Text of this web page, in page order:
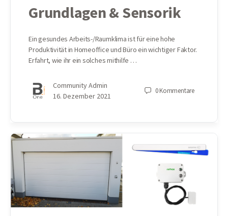
Grundlagen & Sensorik
Ein gesundes Arbeits-/Raumklima ist für eine hohe
Produktivität in Homeoffice und Büro ein wichtiger Faktor.
Erfahrt, wie ihr ein solches mithilfe …
Community Admin
16. Dezember 2021
0Kommentare